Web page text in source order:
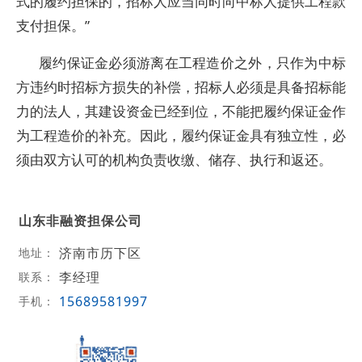
支付担保。”
履约保证金必须游离在工程造价之外，只作为中标
方违约时招标方损失的补偿，招标人必须是具备招标能
力的法人，其建设资金已经到位，不能把履约保证金作
为工程造价的补充。因此，履约保证金具有独立性，必
须由双方认可的机构负责收缴、储存、执行和返还。
山东非融资担保公司
地址： 济南市历下区
联系： 李经理
手机： 15689581997